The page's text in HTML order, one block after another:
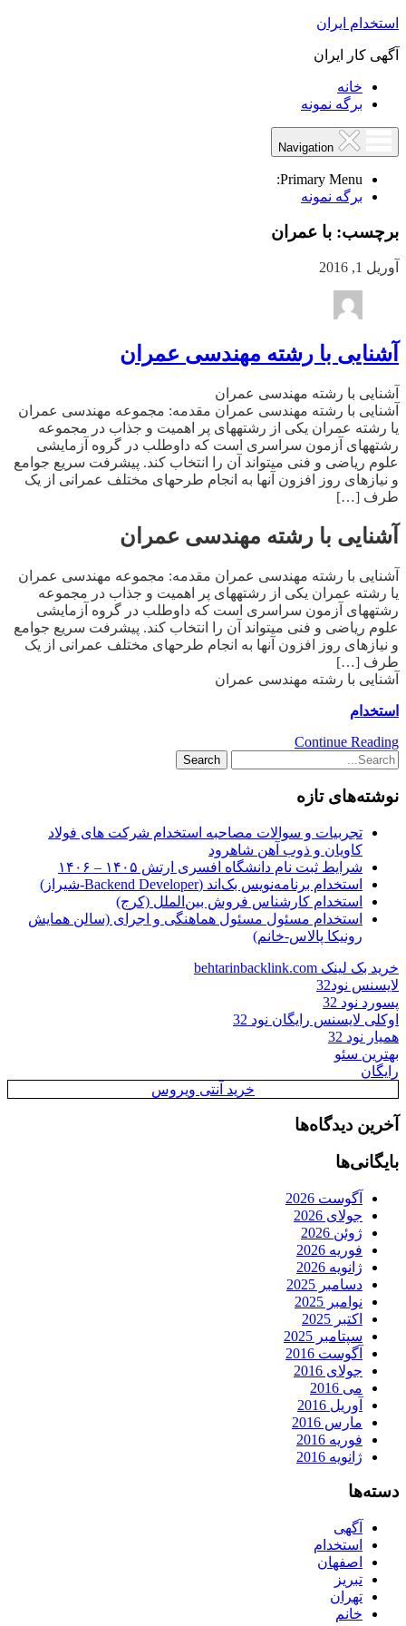
استخدام ایران
آگهی کار ایران
خانه
برگه نمونه
Primary Menu:
برگه نمونه
برچسب: با عمران
آوریل 1, 2016
آشنایی با رشته مهندسی عمران
آشنایی با رشته مهندسی عمران
آشنایی با رشته مهندسی عمران مقدمه: مجموعه مهندسی عمران
یا رشته عمران یکی از رشته­های پر اهمیت و جذاب در مجموعه
رشته­های آزمون سراسری است که داوطلب در گروه آزمایشی
علوم ریاضی و فنی می­تواند آن را انتخاب کند. پیشرفت سریع جوامع
و نیازهای روز افزون آنها به انجام طرحهای مختلف عمرانی از یک
طرف […]
آشنایی با رشته مهندسی عمران
آشنایی با رشته مهندسی عمران مقدمه: مجموعه مهندسی عمران
یا رشته عمران یکی از رشته­های پر اهمیت و جذاب در مجموعه
رشته­های آزمون سراسری است که داوطلب در گروه آزمایشی
علوم ریاضی و فنی می­تواند آن را انتخاب کند. پیشرفت سریع جوامع
و نیازهای روز افزون آنها به انجام طرحهای مختلف عمرانی از یک
طرف […]
آشنایی با رشته مهندسی عمران
استخدام
Continue Reading
نوشته‌های تازه
تجربیات و سوالات مصاحبه استخدام شرکت های فولاد
کاویان و ذوب آهن شاهرود
شرایط ثبت نام دانشگاه افسری ارتش ۱۴۰۵ – ۱۴۰۶
استخدام برنامه‌نویس بک‌اند (Backend Developer-شیراز)
استخدام کارشناس فروش بین‌الملل (کرج)
استخدام مسئول مسئول هماهنگی و اجرای (سالن همایش
رونیکا پالاس-خانم)
خرید بک لینک behtarinbacklink.com
لایسنس نود32
پسورد نود 32
اوکلی لایسنس رایگان نود 32
همیار نود 32
بهترین سئو
رایگان
خرید آنتی ویروس
آخرین دیدگاه‌ها
بایگانی‌ها
آگوست 2026
جولای 2026
ژوئن 2026
فوریه 2026
ژانویه 2026
دسامبر 2025
نوامبر 2025
اکتبر 2025
سپتامبر 2025
آگوست 2016
جولای 2016
می 2016
آوریل 2016
مارس 2016
فوریه 2016
ژانویه 2016
دسته‌ها
آگهی
استخدام
اصفهان
تبریز
تهران
خانم